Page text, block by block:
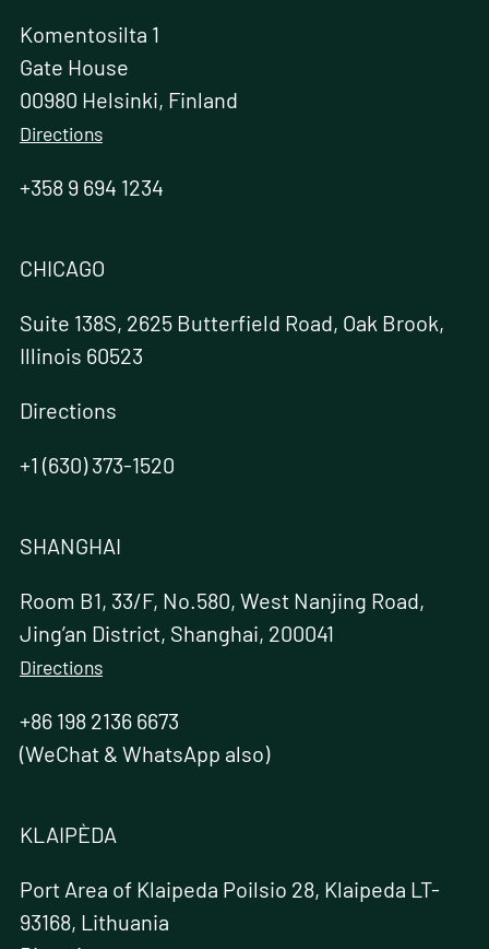
Komentosilta 1
Gate House
00980 Helsinki, Finland
Directions
+358 9 694 1234
CHICAGO
Suite 138S, 2625 Butterfield Road, Oak Brook,
Illinois 60523
Directions
+1 (630) 373-1520
SHANGHAI
Room B1, 33/F, No.580, West Nanjing Road,
Jing’an District, Shanghai, 200041
Directions
+86 198 2136 6673
(WeChat & WhatsApp also)
KLAIPÈDA
Port Area of Klaipeda Poilsio 28, Klaipeda LT-
93168, Lithuania